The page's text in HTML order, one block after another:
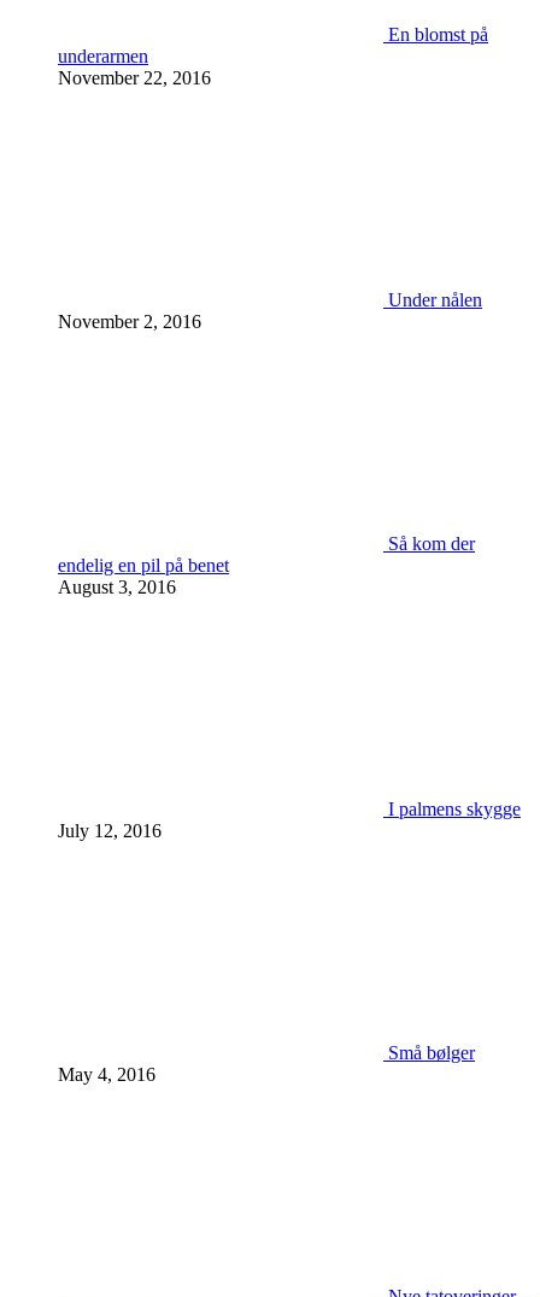
En blomst på
underarmen
November 22, 2016
Under nålen
November 2, 2016
Så kom der
endelig en pil på benet
August 3, 2016
I palmens skygge
July 12, 2016
Små bølger
May 4, 2016